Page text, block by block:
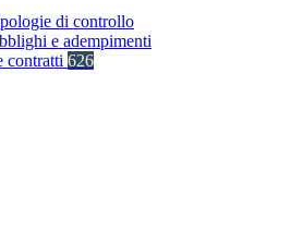
di controllo
e adempimenti
contratti 626